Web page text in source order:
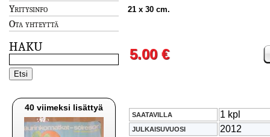
Yritysinfo
Ota yhteyttä
HAKU
40 viimeksi lisättyä
21 x 30 cm.
5.00 €
SAATAVILLA 1 kpl
JULKAISUVUOSI 2012